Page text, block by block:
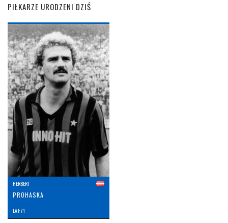
PIŁKARZE URODZENI DZIŚ
HERBERT
PROHASKA
LAT: 71